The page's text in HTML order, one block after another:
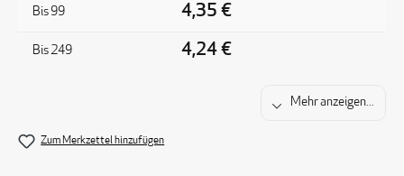
Bis 99 4,35 €
Bis249 4,24 €
Mehr anzeigen...
Zum Merkzettel hinzufügen